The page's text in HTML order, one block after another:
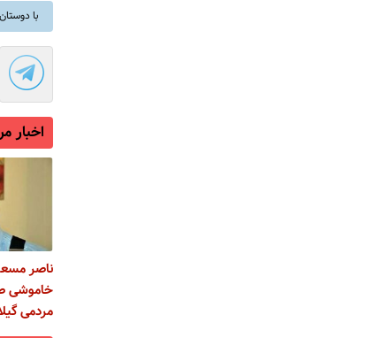
با
اخبار
ناصر
خاموشی
مردمی